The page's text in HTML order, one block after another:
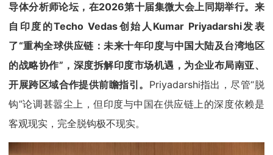
导体分析师论坛，在2026第十届集微大会上同期举行。来
自印度的Techo Vedas创始人Kumar Priyadarshi发表
了“重构全球供应链：未来十年印度与中国大陆及台湾地区
的战略协作”，深度拆解印度市场机遇，为企业布局南亚、
开展跨区域合作提供前瞻指引。 Priyadarshi指出，尽管“脱
钩”论调甚嚣尘上，但印度与中国在供应链上的深度依赖是
客观现实，完全脱钩极不现实。